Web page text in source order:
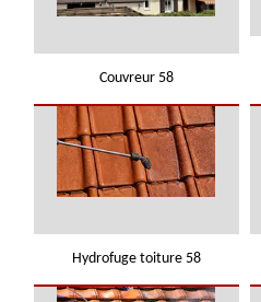
Couvreur 58
Hydrofuge toiture 58